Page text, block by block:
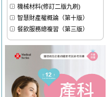
機械材料(修訂二版九刷)
智慧財產權概論（第十版）
餐飲服務總複習（第三版）